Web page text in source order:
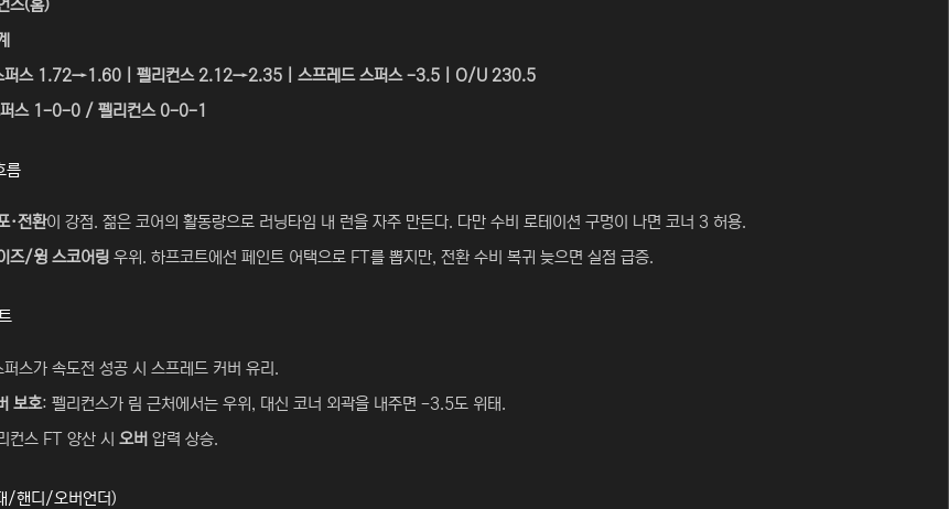
즈(홈)
퍼스 1.72→1.60 | 펠리컨스 2.12→2.35 | 스프레드 스퍼스 -3.5 | O/U 230.5
스 1-0-0 / 펠리컨스 0-0-1
름
·전환이 강점. 젊은 코어의 활동량으로 러닝타임 내 런을 자주 만든다. 다만 수비 로테이션 구멍이 나면 코너 3 허용.
즈/윙 스코어링 우위. 하프코트에선 페인트 어택으로 FT를 뽑지만, 전환 수비 복귀 늦으면 실점 급증.
퍼스가 속도전 성공 시 스프레드 커버 유리.
보호: 펠리컨스가 림 근처에서는 우위, 대신 코너 외곽을 내주면 -3.5도 위태.
컨스 FT 양산 시 오버 압력 상승.
/핸디/오버언더)